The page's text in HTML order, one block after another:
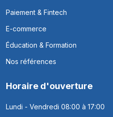
Paiement & Fintech
E-commerce
Éducation & Formation
Nos références
Horaire d'ouverture
Lundi - Vendredi 08:00 à 17:00